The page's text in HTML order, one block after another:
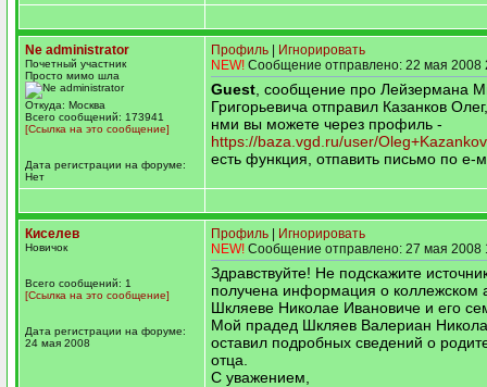
Ne administrator
Почетный участник
Просто мимо шла
Откуда: Москва
Всего сообщений: 173941
[Ссылка на это сообщение]
Дата регистрации на форуме:
Нет
Профиль
Игнорировать
NEW! Сообщение отправлено: 22 мая 2008
Guest , сообщение про Лейзермана
Григорьевича отправил Казанков
нми вы можете через профиль -
https://baza.vgd.ru/user/Oleg+Kazankov
есть функция, отпавить письмо по е-
Киселев
Новичок
Всего сообщений: 1
[Ссылка на это сообщение]
Дата регистрации на форуме:
24 мая 2008
Профиль
Игнорировать
NEW! Сообщение отправлено: 27 мая 2008
Здравствуйте! Не подскажите
получена информация о коллежском
Шкляеве Николае Ивановиче и его
Мой прадед Шкляев Валериан
оставил подробных сведений о
отца.
С уважением,